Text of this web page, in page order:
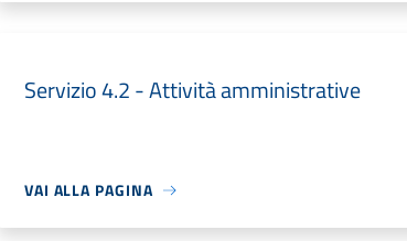
Servizio 4.2 - Attività amministrative
VAI ALLA PAGINA